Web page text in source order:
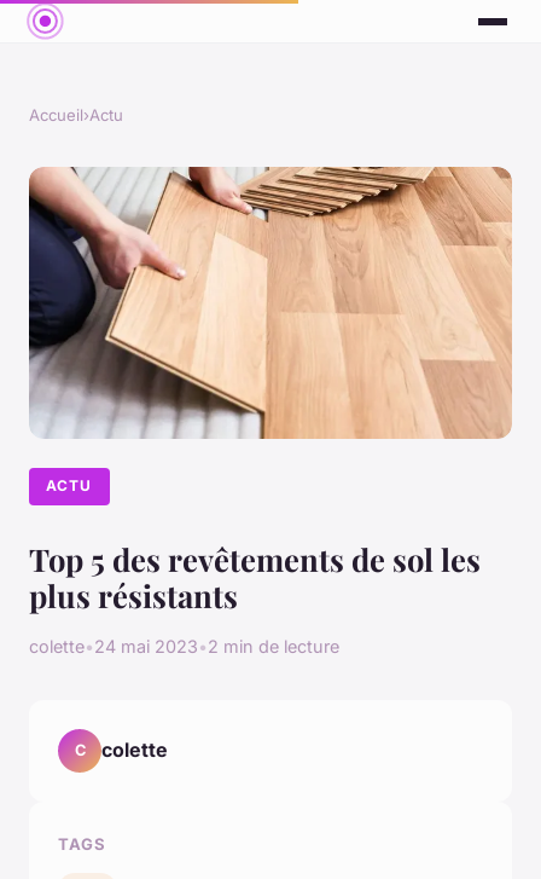
Accueil›Actu
ACTU
Top 5 des revêtements de sol les
plus résistants
colette•24 mai 2023•2 min de lecture
C colette
TAGS